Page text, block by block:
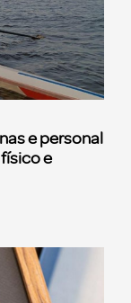
e personal
e